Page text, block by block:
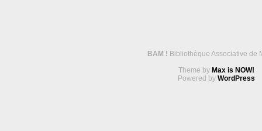
BAM ! Bibliothèque Associative de
Theme by Max is NOW!
Powered by WordPress